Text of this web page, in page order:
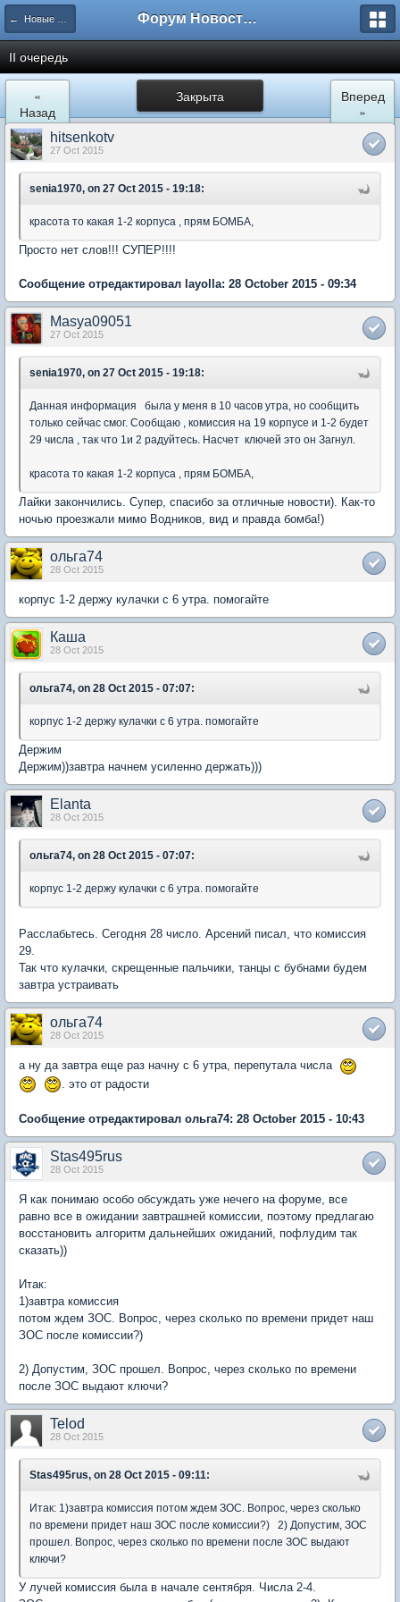
← Новые Водники Форум Новостройки
II очередь
Закрыта
«
Назад
Вперед
»
hitsenkotv
27 Oct 2015
senia1970, on 27 Oct 2015 - 19:18:
красота то какая 1-2 корпуса , прям БОМБА,
Просто нет слов!!! СУПЕР!!!!
Сообщение отредактировал layolla: 28 October 2015 - 09:34
Masya09051
27 Oct 2015
senia1970, on 27 Oct 2015 - 19:18:
Данная информация была у меня в 10 часов утра, но сообщить
только сейчас смог. Сообщаю , комиссия на 19 корпусе и 1-2 будет
29 числа , так что 1и 2 радуйтесь. Насчет ключей это он Загнул.
красота то какая 1-2 корпуса , прям БОМБА,
Лайки закончились. Супер, спасибо за отличные новости). Как-то
ночью проезжали мимо Водников, вид и правда бомба!)
ольга74
28 Oct 2015
корпус 1-2 держу кулачки с 6 утра. помогайте
Каша
28 Oct 2015
ольга74, on 28 Oct 2015 - 07:07:
корпус 1-2 держу кулачки с 6 утра. помогайте
Держим
Держим))завтра начнем усиленно держать)))
Elanta
28 Oct 2015
ольга74, on 28 Oct 2015 - 07:07:
корпус 1-2 держу кулачки с 6 утра. помогайте
Расслабьтесь. Сегодня 28 число. Арсений писал, что комиссия
29.
Так что кулачки, скрещенные пальчики, танцы с бубнами будем
завтра устраивать
ольга74
28 Oct 2015
а ну да завтра еще раз начну с 6 утра, перепутала числа
. это от радости
Сообщение отредактировал ольга74: 28 October 2015 - 10:43
Stas495rus
28 Oct 2015
Я как понимаю особо обсуждать уже нечего на форуме, все
равно все в ожидании завтрашней комиссии, поэтому предлагаю
восстановить алгоритм дальнейших ожиданий, пофлудим так
сказать))
Итак:
1)завтра комиссия
потом ждем ЗОС. Вопрос, через сколько по времени придет наш
ЗОС после комиссии?)
2) Допустим, ЗОС прошел. Вопрос, через сколько по времени
после ЗОС выдают ключи?
Telod
28 Oct 2015
Stas495rus, on 28 Oct 2015 - 09:11:
Итак: 1)завтра комиссия потом ждем ЗОС. Вопрос, через сколько
по времени придет наш ЗОС после комиссии?) 2) Допустим, ЗОС
прошел. Вопрос, через сколько по времени после ЗОС выдают
ключи?
У лучей комиссия была в начале сентября. Числа 2-4.